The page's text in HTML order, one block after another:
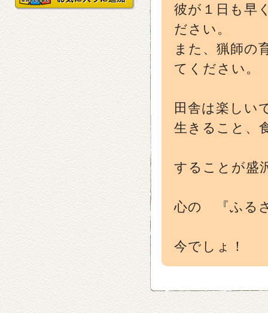
彼が１日も早
ださい。
また、猟師の
てください。
田舎は楽しい
生きること、
することが盛
心の 『ふる
今でしょ！